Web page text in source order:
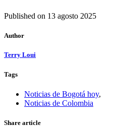
Published on 13 agosto 2025
Author
Terry Loui
Tags
Noticias de Bogotá hoy,
Noticias de Colombia
Share article